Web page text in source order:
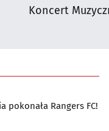
Koncert
pokonała Rangers FC!